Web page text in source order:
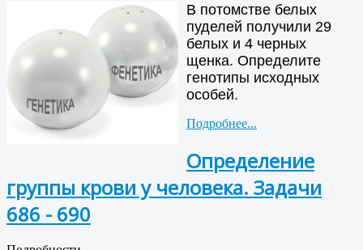
В потомстве белых
пуделей получили 29
белых и 4 черных
щенка. Определите
генотипы исходных
особей.
Подробнее...
Определение
группы крови у человека. Задачи
686 - 690